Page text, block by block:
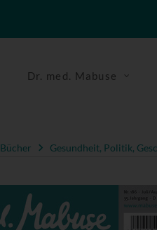
Dr. med. Mabuse
Bücher Gesundheit, Politik,